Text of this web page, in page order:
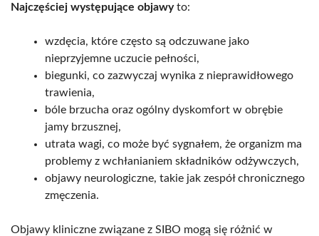
Najczęściej występujące objawyto:
wzdęcia, które często są odczuwane jako
nieprzyjemne uczucie pełności,
biegunki, co zazwyczaj wynika z nieprawidłowego
trawienia,
bóle brzucha oraz ogólny dyskomfort w obrębie
jamy brzusznej,
utrata wagi, co może być sygnałem, że organizm ma
problemy z wchłanianiem składników odżywczych,
objawy neurologiczne, takie jak zespół chronicznego
zmęczenia.
Objawy kliniczne związane z SIBO mogą się różnić w